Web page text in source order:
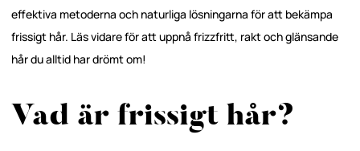
effektiva metoderna och naturliga lösningarna för att bekämpa
frissigt hår. Läs vidare för att uppnå frizzfritt, rakt och glänsande
hår du alltid har drömt om!
Vad är frissigt hår?